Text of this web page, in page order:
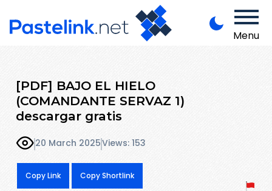
Menu
[PDF] BAJO EL HIELO
(COMANDANTE SERVAZ 1)
descargar gratis
20 March 2025Views: 153
Copy Link Copy Shortlink